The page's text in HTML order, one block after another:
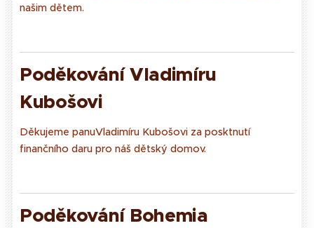
našim dětem.
Poděkování Vladimíru
Kubošovi
Děkujeme panuVladimíru Kubošovi za posktnutí
finančního daru pro náš dětský domov.
Poděkování Bohemia